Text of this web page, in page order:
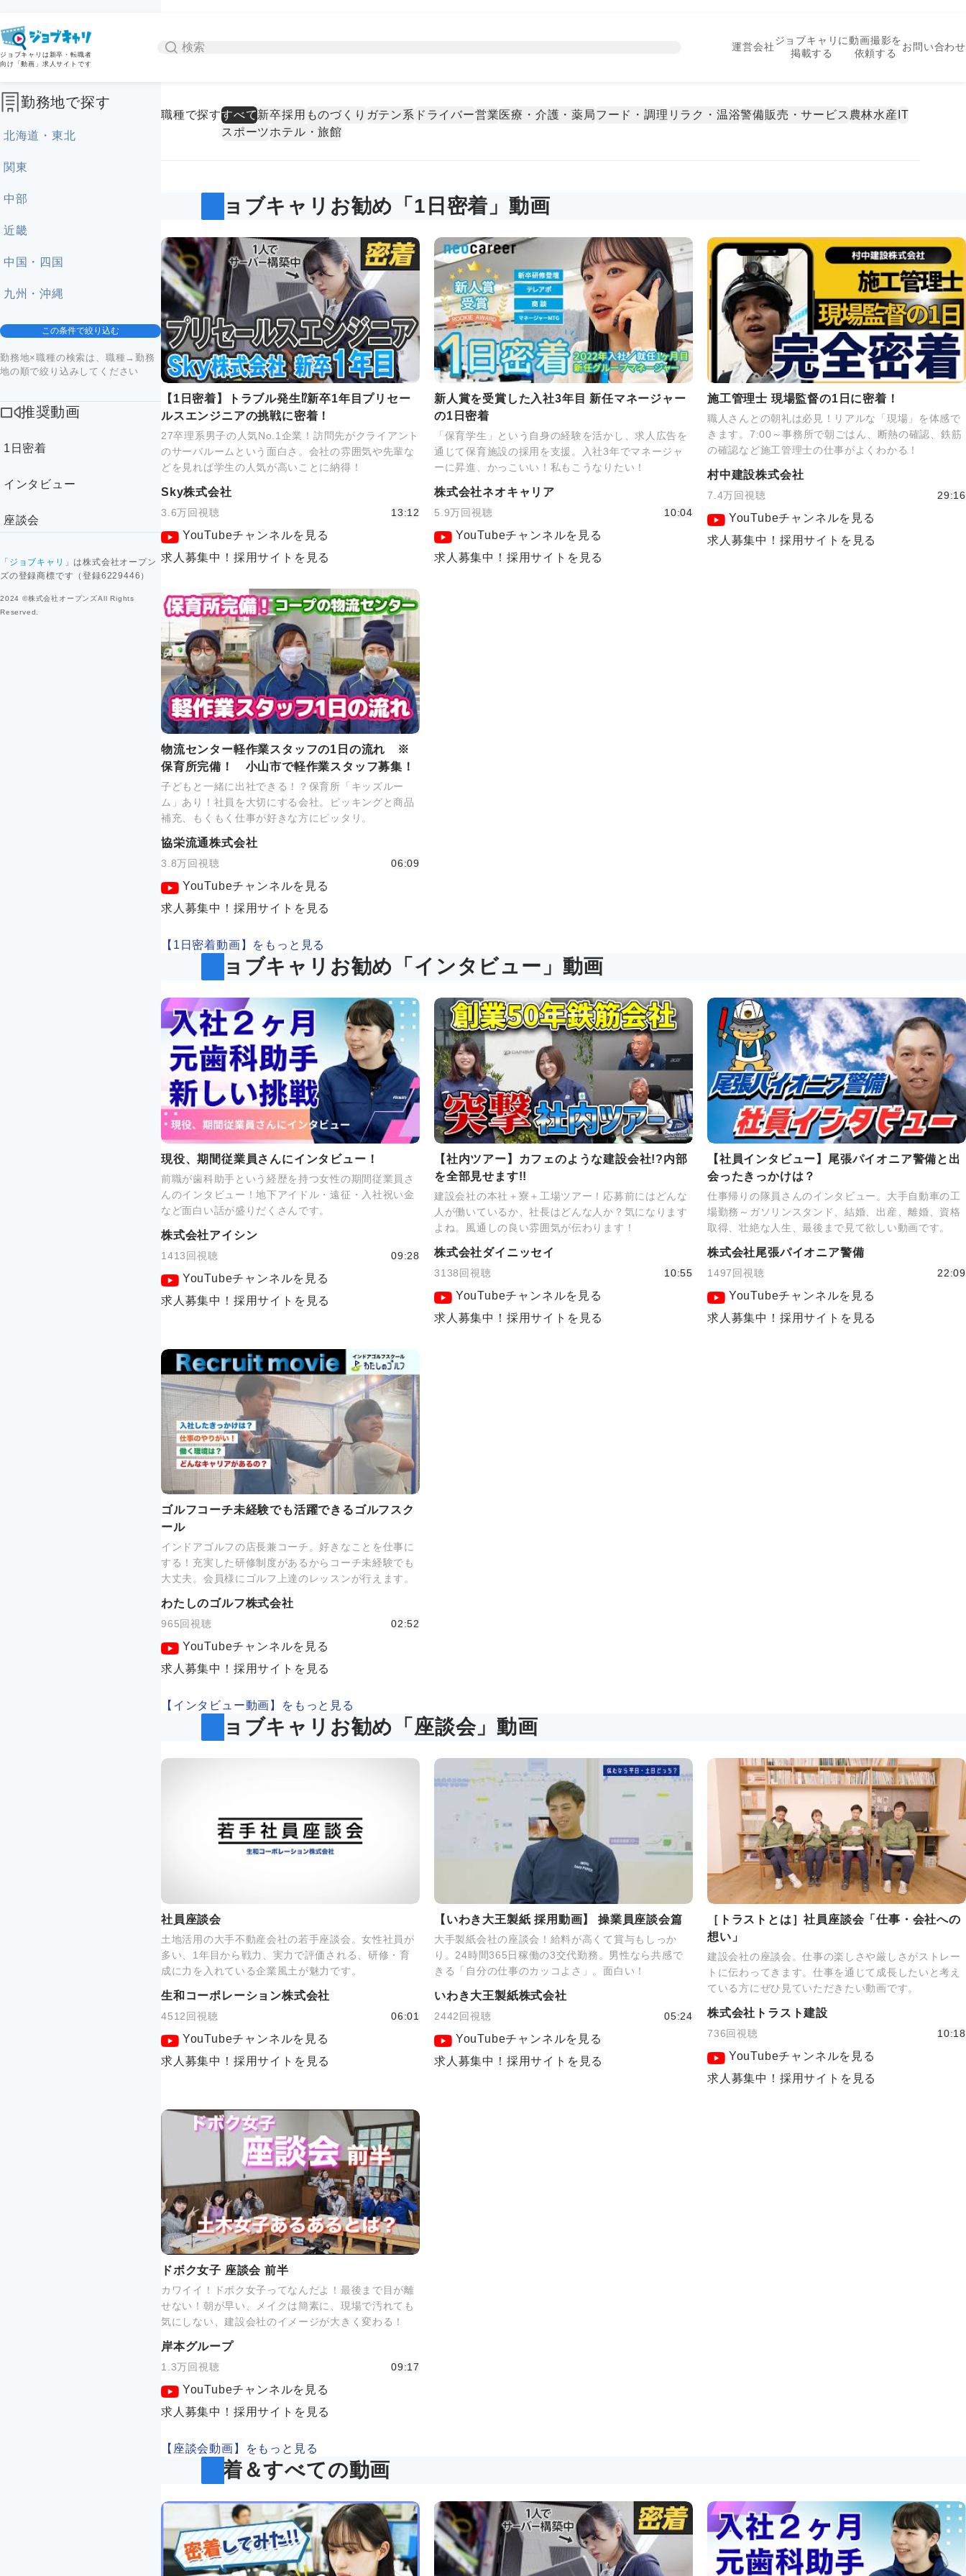
ジョブキャリは新卒・転職者
向け「動画」求人サイトです
運営会社
ジョブキャリに
掲載する
動画撮影を
依頼する
お問い合わせ
勤務地で探す
北海道・東北
関東
中部
近畿
中国・四国
九州・沖縄
この条件で絞り込む
勤務地×職種の検索は、職種→勤務
地の順で絞り込みしてください
推奨動画
1日密着
インタビュー
座談会
「 ジョブキャリ 」は株式会社オープン
ズの登録商標です（登録6229446）
2024 ©株式会社オープンズAll Rights
Reserved.
職種で探すすべて新卒採用 ものづくり ガテン系 ドライバー営業医療・介護・薬局フード・調理 リラク・温浴警備販売・サービス 農林水産 IT
スポーツホテル・旅館
ジョブキャリお勧め「1日密着」動画
【1日密着】トラブル発生⁉新卒1年目プリセー
ルスエンジニアの挑戦に密着！
27卒理系男子の人気No.1企業！訪問先がクライアント
のサーバルームという面白さ。会社の雰囲気や先輩な
どを見れば学生の人気が高いことに納得！
Sky株式会社
3.6万回視聴 13:12
YouTubeチャンネルを見る
求人募集中！採用サイトを見る
新人賞を受賞した入社3年目 新任マネージャー
の1日密着
「保育学生」という自身の経験を活かし、求人広告を
通じて保育施設の採用を支援。入社3年でマネージャ
ーに昇進、かっこいい！私もこうなりたい！
株式会社ネオキャリア
5.9万回視聴 10:04
YouTubeチャンネルを見る
求人募集中！採用サイトを見る
施工管理士 現場監督の1日に密着！
職人さんとの朝礼は必見！リアルな「現場」を体感で
きます。7:00～事務所で朝ごはん、断熱の確認、鉄筋
の確認など施工管理士の仕事がよくわかる！
村中建設株式会社
7.4万回視聴 29:16
YouTubeチャンネルを見る
求人募集中！採用サイトを見る
物流センター軽作業スタッフの1日の流れ ※
保育所完備！ 小山市で軽作業スタッフ募集！
子どもと一緒に出社できる！？保育所「キッズルー
ム」あり！社員を大切にする会社。ピッキングと商品
補充、もくもく仕事が好きな方にピッタリ。
協栄流通株式会社
3.8万回視聴 06:09
YouTubeチャンネルを見る
求人募集中！採用サイトを見る
【1日密着動画】をもっと見る
ジョブキャリお勧め「インタビュー」動画
現役、期間従業員さんにインタビュー！
前職が歯科助手という経歴を持つ女性の期間従業員さ
んのインタビュー！地下アイドル・遠征・入社祝い金
など面白い話が盛りだくさんです。
株式会社アイシン
1413回視聴 09:28
YouTubeチャンネルを見る
求人募集中！採用サイトを見る
【社内ツアー】カフェのような建設会社!?内部
を全部見せます!!
建設会社の本社＋寮＋工場ツアー！応募前にはどんな
人が働いているか、社長はどんな人か？気になります
よね。風通しの良い雰囲気が伝わります！
株式会社ダイニッセイ
3138回視聴 10:55
YouTubeチャンネルを見る
求人募集中！採用サイトを見る
【社員インタビュー】尾張パイオニア警備と出
会ったきっかけは？
仕事帰りの隊員さんのインタビュー。大手自動車の工
場勤務～ガソリンスタンド、結婚、出産、離婚、資格
取得、壮絶な人生、最後まで見て欲しい動画です。
株式会社尾張パイオニア警備
1497回視聴 22:09
YouTubeチャンネルを見る
求人募集中！採用サイトを見る
ゴルフコーチ未経験でも活躍できるゴルフスク
ール
インドアゴルフの店長兼コーチ。好きなことを仕事に
する！充実した研修制度があるからコーチ未経験でも
大丈夫。会員様にゴルフ上達のレッスンが行えます。
わたしのゴルフ株式会社
965回視聴 02:52
YouTubeチャンネルを見る
求人募集中！採用サイトを見る
【インタビュー動画】をもっと見る
ジョブキャリお勧め「座談会」動画
社員座談会
土地活用の大手不動産会社の若手座談会。女性社員が
多い、1年目から戦力、実力で評価される、研修・育
成に力を入れている企業風土が魅力です。
生和コーポレーション株式会社
4512回視聴 06:01
YouTubeチャンネルを見る
求人募集中！採用サイトを見る
【いわき大王製紙 採用動画】 操業員座談会篇
大手製紙会社の座談会！給料が高くて賞与もしっか
り。24時間365日稼働の3交代勤務。男性なら共感で
きる「自分の仕事のカッコよさ」。面白い！
いわき大王製紙株式会社
2442回視聴 05:24
YouTubeチャンネルを見る
求人募集中！採用サイトを見る
［トラストとは］社員座談会「仕事・会社への
想い」
建設会社の座談会。仕事の楽しさや厳しさがストレー
トに伝わってきます。仕事を通じて成長したいと考え
ている方にぜひ見ていただきたい動画です。
株式会社トラスト建設
736回視聴 10:18
YouTubeチャンネルを見る
求人募集中！採用サイトを見る
ドボク女子 座談会 前半
カワイイ！ドボク女子ってなんだよ！最後まで目が離
せない！朝が早い、メイクは簡素に、現場で汚れても
気にしない、建設会社のイメージが大きく変わる！
岸本グループ
1.3万回視聴 09:17
YouTubeチャンネルを見る
求人募集中！採用サイトを見る
【座談会動画】をもっと見る
新着＆すべての動画